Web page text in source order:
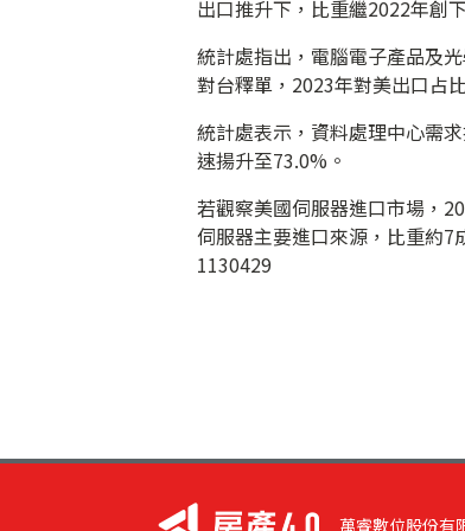
出口推升下，比重繼2022年創
統計處指出，電腦電子產品及
對台釋單，2023年對美出口占
統計處表示，資料處理中心需
速揚升至73.0%。
若觀察美國伺服器進口市場，
伺服器主要進口來源，比重約7
1130429
萬睿數位股份有